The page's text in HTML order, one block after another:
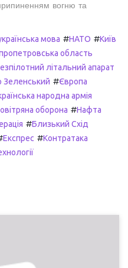
вогню та
мова #НАТО #Київ
область
літальний апарат
#Європа
народна армія
оборона #Нафта
#Близький Схід
Експрес #Контратака